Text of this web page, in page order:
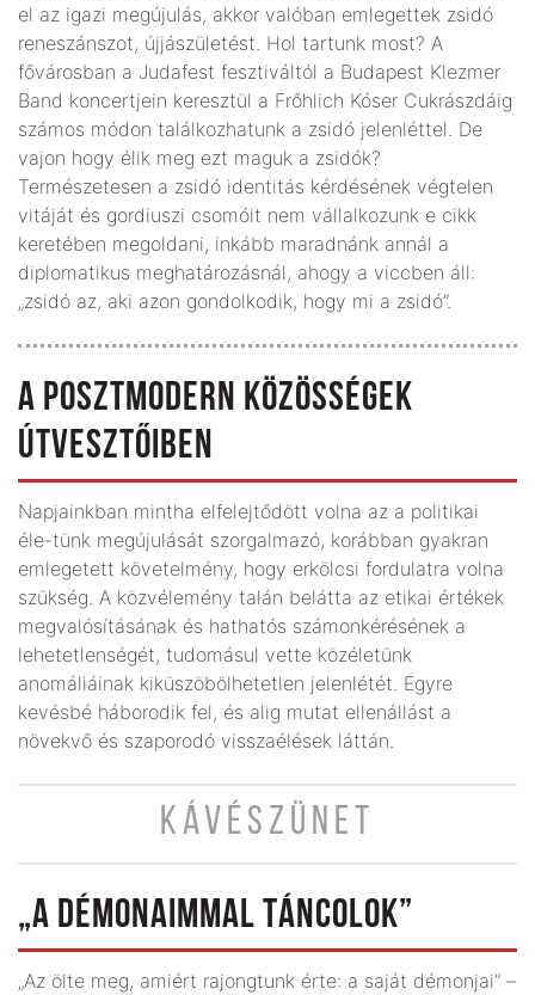
el az igazi megújulás, akkor valóban emlegettek zsidó
reneszánszot, újjászületést. Hol tartunk most? A
fővárosban a Judafest fesztiváltól a Budapest Klezmer
Band koncertjein keresztül a Frőhlich Kóser Cukrászdáig
számos módon találkozhatunk a zsidó jelenléttel. De
vajon hogy élik meg ezt maguk a zsidók?
Természetesen a zsidó identitás kérdésének végtelen
vitáját és gordiuszi csomóit nem vállalkozunk e cikk
keretében megoldani, inkább maradnánk annál a
diplomatikus meghatározásnál, ahogy a viccben áll:
„zsidó az, aki azon gondolkodik, hogy mi a zsidó”.
A POSZTMODERN KÖZÖSSÉGEK
ÚTVESZTŐIBEN
Napjainkban mintha elfelejtődött volna az a politikai
éle-tünk megújulását szorgalmazó, korábban gyakran
emlegetett követelmény, hogy erkölcsi fordulatra volna
szükség. A közvélemény talán belátta az etikai értékek
megvalósításának és hathatós számonkérésének a
lehetetlenségét, tudomásul vette közéletünk
anomáliáinak kiküszöbölhetetlen jelenlétét. Egyre
kevésbé háborodik fel, és alig mutat ellenállást a
növekvő és szaporodó visszaélések láttán.
KÁVÉSZÜNET
„A DÉMONAIMMAL TÁNCOLOK”
„Az ölte meg, amiért rajongtunk érte: a saját démonjai” –